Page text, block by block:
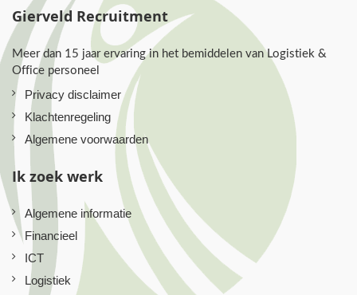
Gierveld Recruitment
Meer dan 15 jaar ervaring in het bemiddelen van Logistiek &
Office personeel
Privacy disclaimer
Klachtenregeling
Algemene voorwaarden
Ik zoek werk
Algemene informatie
Financieel
ICT
Logistiek